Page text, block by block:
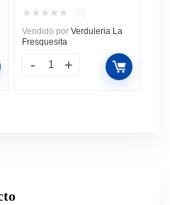
★ ★ ★ ★ ★
Vendido por Verduleria La
Fresquesita